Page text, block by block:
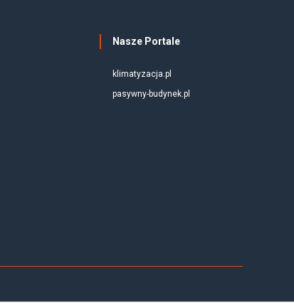
Nasze Portale
klimatyzacja.pl
pasywny-budynek.pl